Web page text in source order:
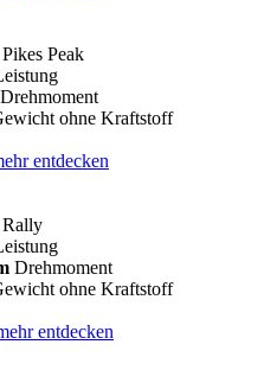
Peak
Drehmoment
ohne Kraftstoff
entdecken
Drehmoment
ohne Kraftstoff
entdecken